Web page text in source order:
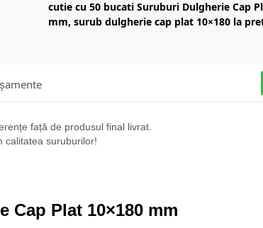
cutie cu 50 bucati Suruburi Dulgherie Cap
mm, surub dulgherie cap plat 10×180 la
față de produsul final livrat.
calitatea suruburilor!
Cap Plat 10×180 mm